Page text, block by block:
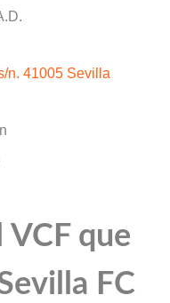
n. 41005 Sevilla
VCF que
FC